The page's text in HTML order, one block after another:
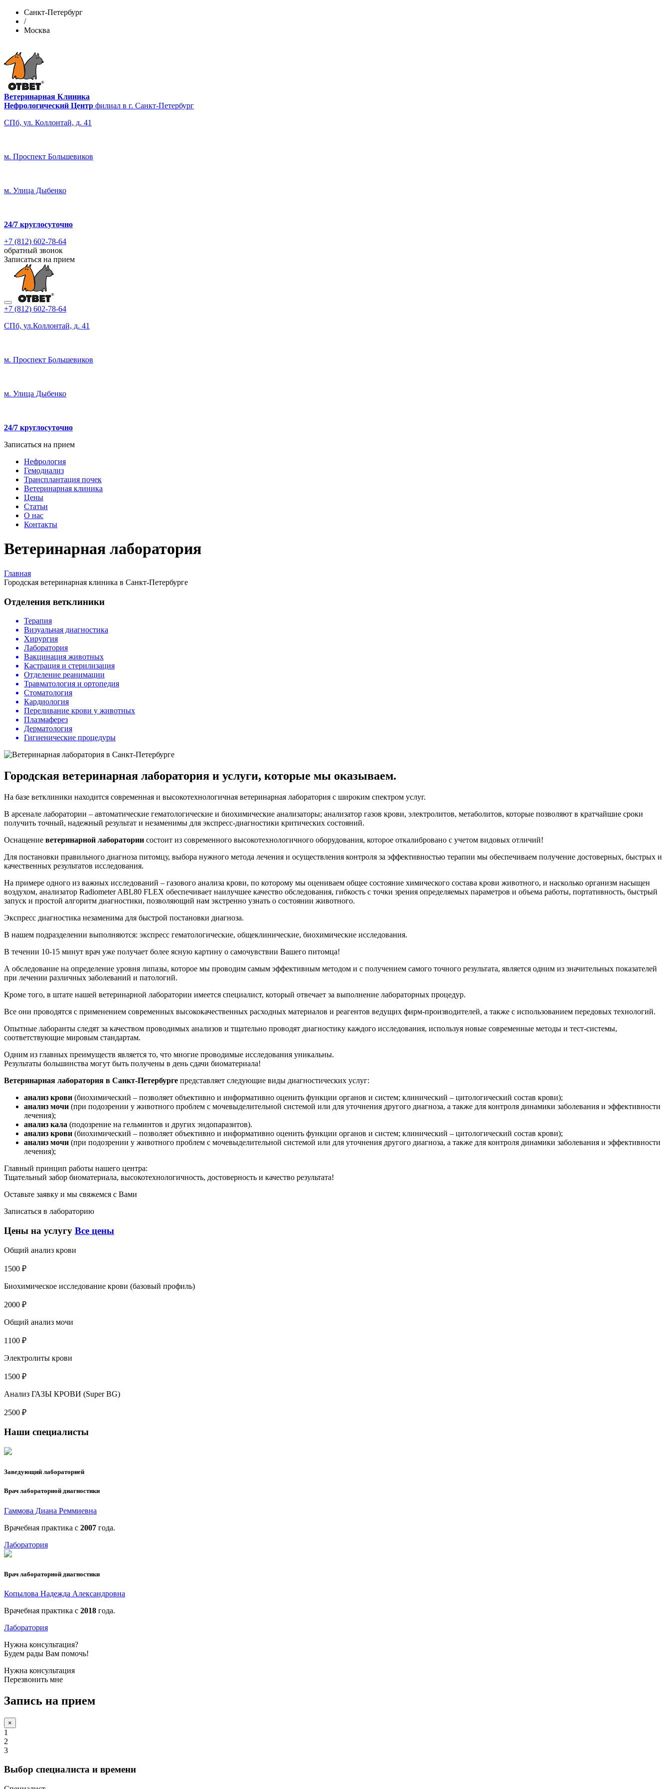
Санкт-Петербург
/
Москва
Ветеринарная Клиника
Нефрологический Центр филиал в г. Санкт-Петербург
СПб, ул. Коллонтай, д. 41
м. Проспект Большевиков
м. Улица Дыбенко
24/7 круглосуточно
+7 (812) 602-78-64
обратный звонок
Записаться на прием
+7 (812) 602-78-64
СПб, ул.Коллонтай, д. 41
м. Проспект Большевиков
м. Улица Дыбенко
24/7 круглосуточно
Записаться на прием
Нефрология
Гемодиализ
Трансплантация почек
Ветеринарная клиника
Цены
Статьи
О нас
Контакты
Ветеринарная лаборатория
Главная
Городская ветеринарная клиника в Санкт-Петербурге
Отделения ветклиники
Терапия
Визуальная диагностика
Хирургия
Лаборатория
Вакцинация животных
Кастрация и стерилизация
Отделение реанимации
Травматология и ортопедия
Стоматология
Кардиология
Переливание крови у животных
Плазмаферез
Дерматология
Гигиенические процедуры
Городская ветеринарная лаборатория и услуги, которые мы оказываем.
На базе ветклиники находится современная и высокотехнологичная ветеринарная лаборатория с широким спектром услуг.
В арсенале лаборатории – автоматические гематологические и биохимические анализаторы; анализатор газов крови, электролитов, метаболитов, которые позволяют в кратчайшие сроки
получить точный, надежный результат и незаменимы для экспресс-диагностики критических состояний.
Оснащение ветеринарной лаборатории состоит из современного высокотехнологичного оборудования, которое откалибровано с учетом видовых отличий!
Для постановки правильного диагноза питомцу, выбора нужного метода лечения и осуществления контроля за эффективностью терапии мы обеспечиваем получение достоверных, быстрых и
качественных результатов исследования.
На примере одного из важных исследований – газового анализа крови, по которому мы оцениваем общее состояние химического состава крови животного, и насколько организм насыщен
воздухом, анализатор Radiometer ABL80 FLEX обеспечивает наилучшее качество обследования, гибкость с точки зрения определяемых параметров и объема работы, портативность, быстрый
запуск и простой алгоритм диагностики, позволяющий нам экстренно узнать о состоянии животного.
Экспресс диагностика незаменима для быстрой постановки диагноза.
В нашем подразделении выполняются: экспресс гематологические, общеклинические, биохимические исследования.
В течении 10-15 минут врач уже получает более ясную картину о самочувствии Вашего питомца!
А обследование на определение уровня липазы, которое мы проводим самым эффективным методом и с получением самого точного результата, является одним из значительных показателей
при лечении различных заболеваний и патологий.
Кроме того, в штате нашей ветеринарной лаборатории имеется специалист, который отвечает за выполнение лабораторных процедур.
Все они проводятся с применением современных высококачественных расходных материалов и реагентов ведущих фирм-производителей, а также с использованием передовых технологий.
Опытные лаборанты следят за качеством проводимых анализов и тщательно проводят диагностику каждого исследования, используя новые современные методы и тест-системы,
соответствующие мировым стандартам.
Одним из главных преимуществ является то, что многие проводимые исследования уникальны.
Результаты большинства могут быть получены в день сдачи биоматериала!
Ветеринарная лаборатория в Санкт-Петербурге представляет следующие виды диагностических услуг:
анализ крови (биохимический – позволяет объективно и информативно оценить функции органов и систем; клинический – цитологический состав крови);
анализ мочи (при подозрении у животного проблем с мочевыделительной системой или для уточнения другого диагноза, а также для контроля динамики заболевания и эффективности
лечения);
анализ кала (подозрение на гельминтов и других эндопаразитов).
анализ крови (биохимический – позволяет объективно и информативно оценить функции органов и систем; клинический – цитологический состав крови);
анализ мочи (при подозрении у животного проблем с мочевыделительной системой или для уточнения другого диагноза, а также для контроля динамики заболевания и эффективности
лечения);
Главный принцип работы нашего центра:
Тщательный забор биоматериала, высокотехнологичность, достоверность и качество результата!
Оставьте заявку и мы свяжемся с Вами
Записаться в лабораторию
Цены на услугу Все цены
Общий анализ крови
1500 ₽
Биохимическое исследование крови (базовый профиль)
2000 ₽
Общий анализ мочи
1100 ₽
Электролиты крови
1500 ₽
Анализ ГАЗЫ КРОВИ (Super BG)
2500 ₽
Наши специалисты
Заведующий лабораторией
Врач лабораторной диагностики
Гаммова Диана Реммиевна
Врачебная практика с 2007 года.
Лаборатория
Врач лабораторной диагностики
Копылова Надежда Александровна
Врачебная практика с 2018 года.
Лаборатория
Нужна консультация?
Будем рады Вам помочь!
Нужна консультация
Перезвонить мне
Запись на прием
×
1
2
3
Выбор специалиста и времени